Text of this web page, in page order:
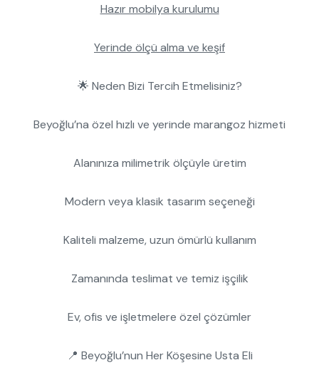
Hazır mobilya kurulumu
Yerinde ölçü alma ve keşif
🌟 Neden Bizi Tercih Etmelisiniz?
Beyoğlu’na özel hızlı ve yerinde marangoz hizmeti
Alanınıza milimetrik ölçüyle üretim
Modern veya klasik tasarım seçeneği
Kaliteli malzeme, uzun ömürlü kullanım
Zamanında teslimat ve temiz işçilik
Ev, ofis ve işletmelere özel çözümler
📍 Beyoğlu’nun Her Köşesine Usta Eli